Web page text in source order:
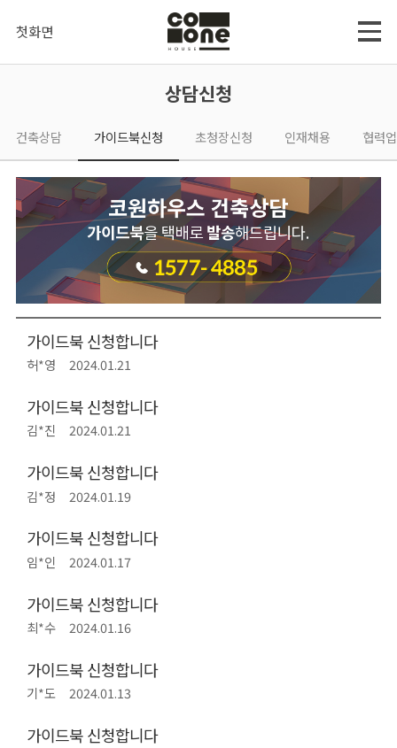
첫화면
상담신청
건축상담 가이드북신청 초청장신청 인재채용 협력
가이드북 신청합니다
허*영 2024.01.21
가이드북 신청합니다
김*진 2024.01.21
가이드북 신청합니다
김*정 2024.01.19
가이드북 신청합니다
임*인 2024.01.17
가이드북 신청합니다
최*수 2024.01.16
가이드북 신청합니다
기*도 2024.01.13
가이드북 신청합니다